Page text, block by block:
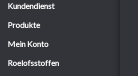
Kundendienst
Produkte
Mein Konto
Roelofsstoffen